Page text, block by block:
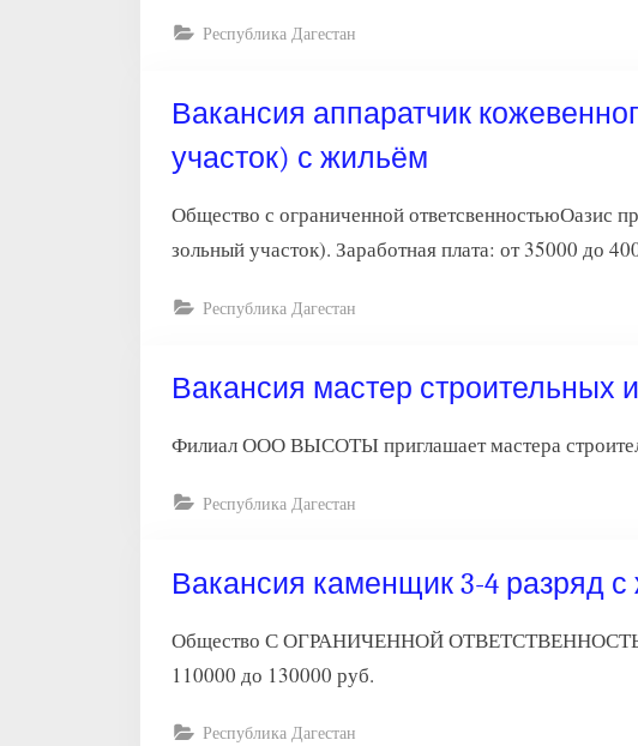
Республика Дагестан
Вакансия аппаратчик
участок) с жильём
Общество с ограниченной ответсвенностьюОазис
зольный участок). Заработная плата: от 35000 до
Республика Дагестан
Вакансия мастер строительных
Филиал ООО ВЫСОТЫ приглашает мастера
Республика Дагестан
Вакансия каменщик 3-4 разряд
Общество С ОГРАНИЧЕННОЙ ОТВЕТСТВЕННОСТЬЮ
110000 до 130000 руб.
Республика Дагестан